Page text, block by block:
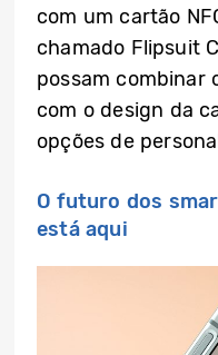
com um cartão
chamado Flipsuit
possam combinar
com o design da
opções de
O futuro dos
está aqui